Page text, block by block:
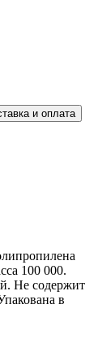
и оплата
100 000.
Не содержит
в